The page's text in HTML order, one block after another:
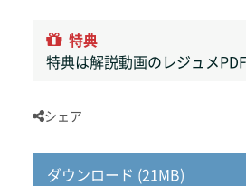
特典
特典は解説動画のレジュメPDF
シェア
ダウンロード (21MB)